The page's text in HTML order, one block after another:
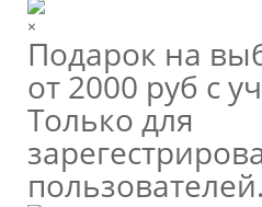
×
Подарок на
от 2000 руб с
Только для
пользователей.